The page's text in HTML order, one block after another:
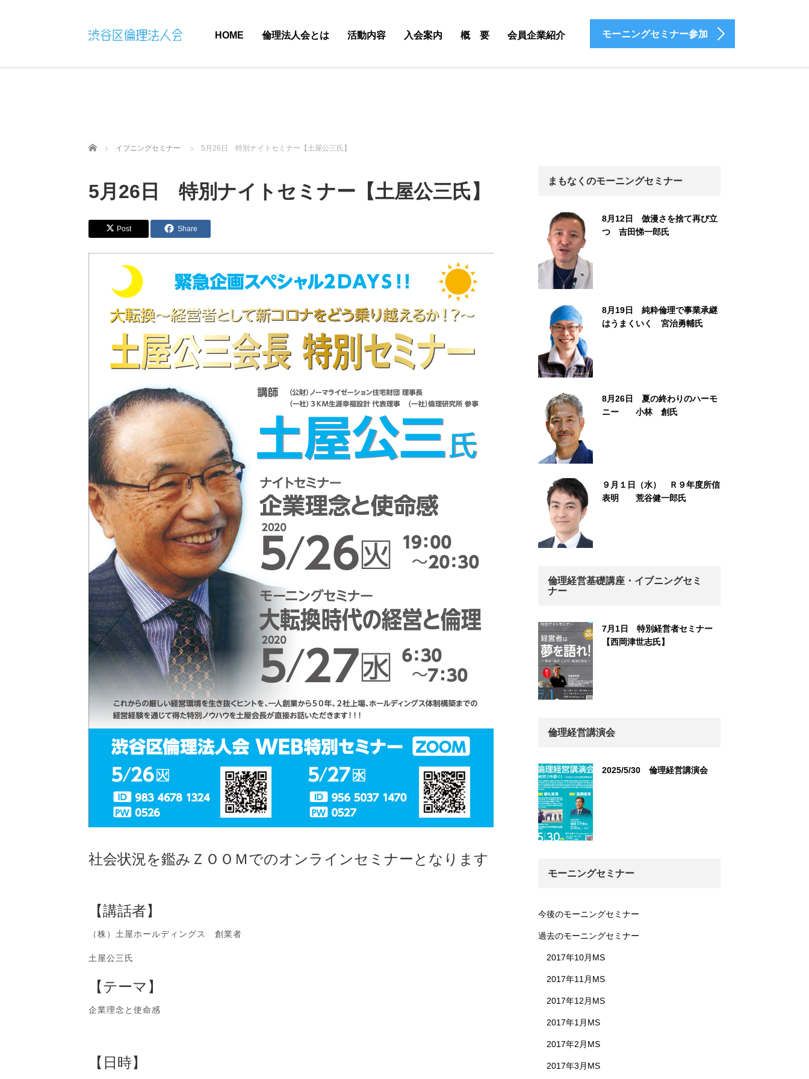
HOME 倫理法人会とは 活動内容 入会案内 概 要 会員企業紹介 モーニングセミナー参加
ホーム イブニングセミナー 5月26日 特別ナイトセミナー【土屋公三氏】
5月26日 特別ナイトセミナー【土屋公三氏】
Post Share
社会状況を鑑みＺＯＯＭでのオンラインセミナーとなります
【講話者】
（株）土屋ホールディングス 創業者
土屋公三氏
【テーマ】
企業理念と使命感
【日時】
まもなくのモーニングセミナー
8月12日 倣漫さを捨て再び立
つ 吉田悌一郎氏
8月19日 純粋倫理で事業承継
はうまくいく 宮治勇輔氏
8月26日 夏の終わりのハーモ
ニー 小林 創氏
９月１日（水） Ｒ９年度所信
表明 荒谷健一郎氏
倫理経営基礎講座・イブニングセミ
ナー
7月1日 特別経営者セミナー
【西岡津世志氏】
倫理経営講演会
2025/5/30 倫理経営講演会
モーニングセミナー
今後のモーニングセミナー
過去のモーニングセミナー
2017年10月MS
2017年11月MS
2017年12月MS
2017年1月MS
2017年2月MS
2017年3月MS